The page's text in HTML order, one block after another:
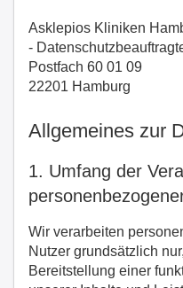
Asklepios Kliniken
-
Postfach 60 01 09
22201 Hamburg
Allgemeines zur
1. Umfang der
Wir verarbeiten
Nutzer grundsätzlich
Bereitstellung einer